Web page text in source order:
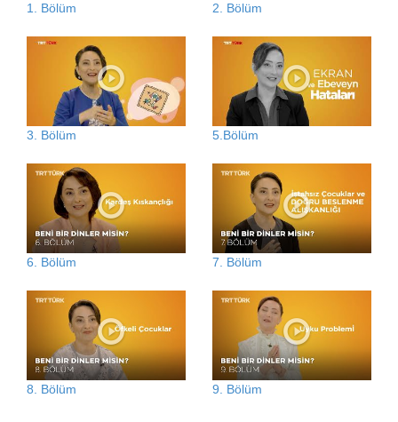
1. Bölüm 2. Bölüm
3. Bölüm 5.Bölüm
6. Bölüm 7. Bölüm
8. Bölüm 9. Bölüm